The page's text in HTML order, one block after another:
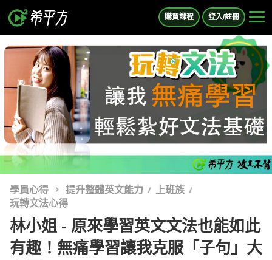
購買課程 登入/註冊
學員心得 提升整體英文能力
上班族
玩轉文法心得
林小姐 - 原來學習英文文法也能如此
有趣！無痛學習讓我克服「子句」大